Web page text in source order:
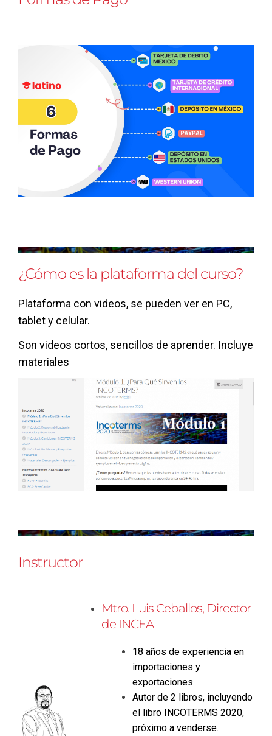
¿Cómo es la plataforma del curso?
Plataforma con videos, se pueden ver en PC,
tablet y celular.
Son videos cortos, sencillos de aprender. Incluye
materiales
Instructor
Mtro. Luis Ceballos, Director
de INCEA
18 años de experiencia en
importaciones y
exportaciones.
Autor de 2 libros, incluyendo
el libro INCOTERMS 2020,
próximo a venderse.